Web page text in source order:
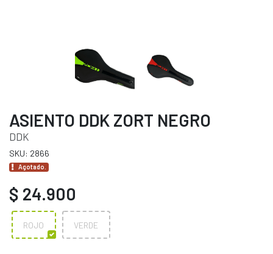
ASIENTO DDK ZORT NEGRO
DDK
SKU: 2866
Agotado.
$ 24.900
ROJO VERDE